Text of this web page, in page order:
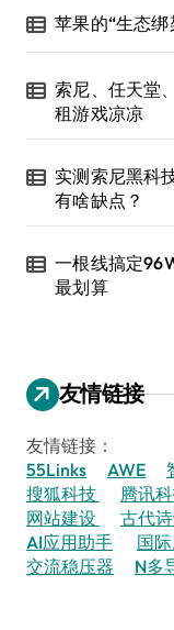
苹果的“生态
索尼、任天堂
租游戏凉凉
实测索尼黑科
有啥缺点？
一根线搞定
最划算
友情链接
友情链接：
55Links
AWE
搜狐科技
腾讯
网站建设
古代
AI应用助手
国
交流稳压器
N多